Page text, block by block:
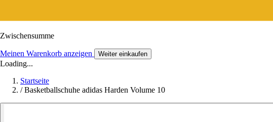
Zwischensumme
Meinen Warenkorb anzeigen Weiter einkaufen
Loading...
Startseite
/ Basketballschuhe adidas Harden Volume 10